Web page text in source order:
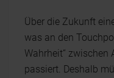
Über die Zukunft
was an den
Wahrheit“ zwischen
passiert. Deshalb